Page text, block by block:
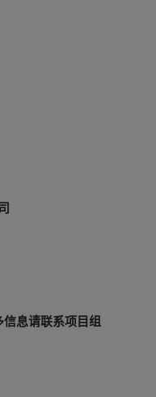
息请联系项目组